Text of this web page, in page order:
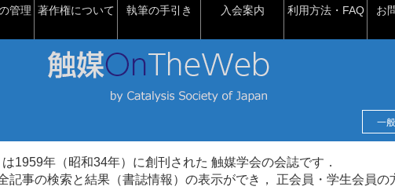
管理 著作権について 執筆の手引き 入会案内 利用方法・FAQ お
一
1959年（昭和34年）に創刊された 触媒学会の会誌です．
記事の検索と結果（書誌情報）の表示ができ， 正会員・学生会員の